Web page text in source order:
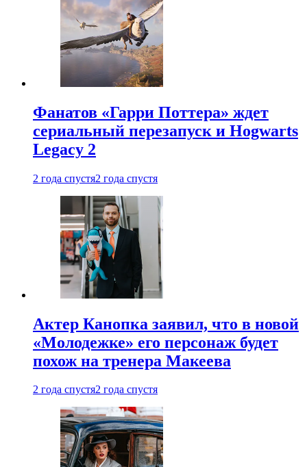
Фанатов «Гарри Поттера» ждет
сериальный перезапуск и Hogwarts
Legacy 2
2 года спустя2 года спустя
Актер Канопка заявил, что в новой
«Молодежке» его персонаж будет
похож на тренера Макеева
2 года спустя2 года спустя